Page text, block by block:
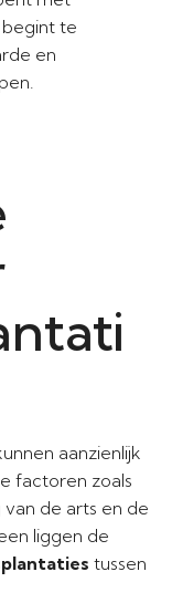
te
en
aanzienlijk
factoren zoals
de arts en de
liggen de
tussen